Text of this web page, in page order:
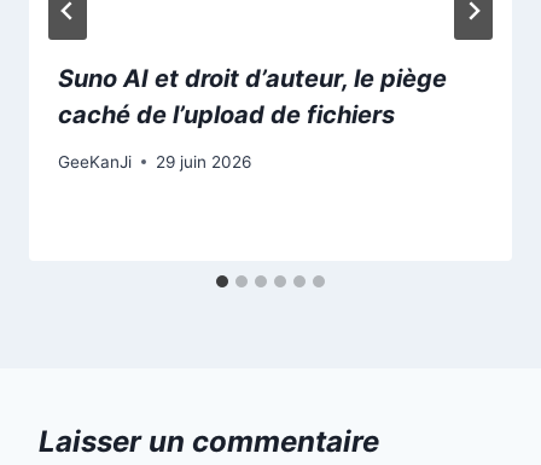
Suno AI et droit d’auteur, le piège
caché de l’upload de fichiers
GeeKanJi 29 juin 2026
Laisser un commentaire